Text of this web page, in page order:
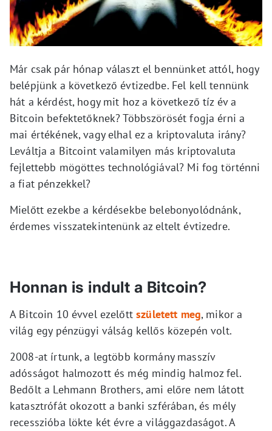
Már csak pár hónap választ el bennünket attól, hogy
belépjünk a következő évtizedbe. Fel kell tennünk
hát a kérdést, hogy mit hoz a következő tíz év a
Bitcoin befektetőknek? Többszörösét fogja érni a
mai értékének, vagy elhal ez a kriptovaluta irány?
Leváltja a Bitcoint valamilyen más kriptovaluta
fejlettebb mögöttes technológiával? Mi fog történni
a fiat pénzekkel?
Mielőtt ezekbe a kérdésekbe belebonyolódnánk,
érdemes visszatekintenünk az eltelt évtizedre.
Honnan is indult a Bitcoin?
A Bitcoin 10 évvel ezelőttszületett meg, mikor a
világ egy pénzügyi válság kellős közepén volt.
2008-at írtunk, a legtöbb kormány masszív
adósságot halmozott és még mindig halmoz fel.
Bedőlt a Lehmann Brothers, ami előre nem látott
katasztrófát okozott a banki szférában, és mély
recesszióba lökte két évre a világgazdaságot. A